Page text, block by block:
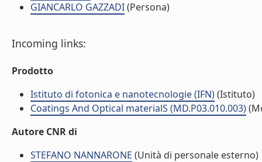
GIANCARLO GAZZADI(Persona)
Incoming links:
Prodotto
Istituto di fotonica e nanotecnologie (IFN)(Istituto)
Coatings And Optical materialS (MD.P03.010.003)
Autore CNR di
STEFANO NANNARONE (Unità di personale esterno)